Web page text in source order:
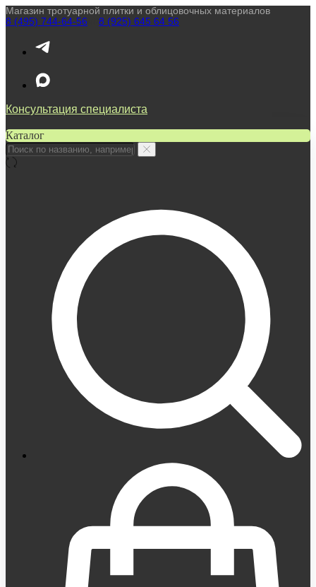
Магазин тротуарной плитки и облицовочных материалов
8 (495) 744-64-56
8 (925) 645 64 56
Консультация специалиста
Каталог